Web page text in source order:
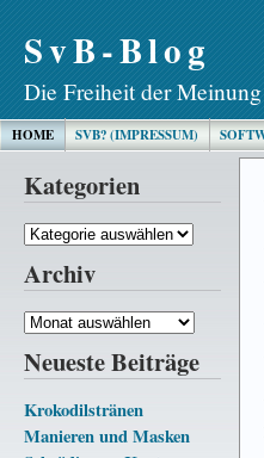
SvB-Blog
Die Freiheit der
HOME SVB? (IMPRESSUM)
Kategorien
Kategorien
Archiv
Archiv
Neueste Beiträge
Krokodilstränen
Manieren und Masken